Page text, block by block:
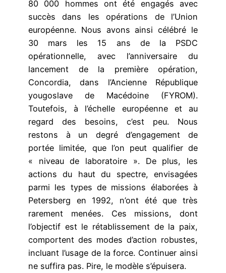
80 000 hommes ont été engagés avec
succès dans les opérations de l’Union
européenne. Nous avons ainsi célébré le
30 mars les 15 ans de la PSDC
opérationnelle, avec l’anniversaire du
lancement de la première opération,
Concordia, dans l’Ancienne République
yougoslave de Macédoine (FYROM).
Toutefois, à l’échelle européenne et au
regard des besoins, c’est peu. Nous
restons à un degré d’engagement de
portée limitée, que l’on peut qualifier de
« niveau de laboratoire ». De plus, les
actions du haut du spectre, envisagées
parmi les types de missions élaborées à
Petersberg en 1992, n’ont été que très
rarement menées. Ces missions, dont
l’objectif est le rétablissement de la paix,
comportent des modes d’action robustes,
incluant l’usage de la force. Continuer ainsi
ne suffira pas. Pire, le modèle s’épuisera.